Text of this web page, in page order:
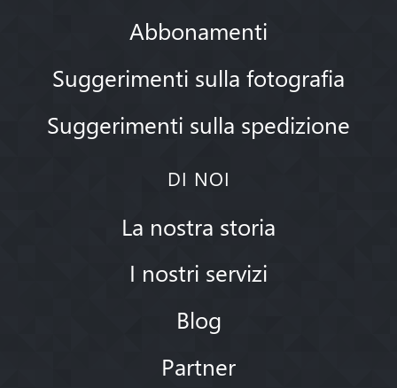
Abbonamenti
Suggerimenti sulla fotografia
Suggerimenti sulla spedizione
DI NOI
La nostra storia
I nostri servizi
Blog
Partner